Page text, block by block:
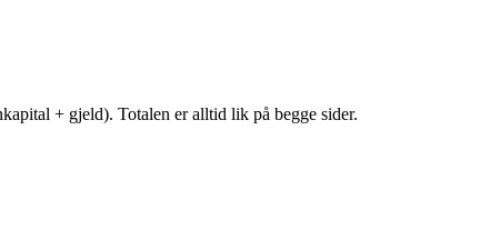
+ gjeld). Totalen er alltid lik på begge sider.